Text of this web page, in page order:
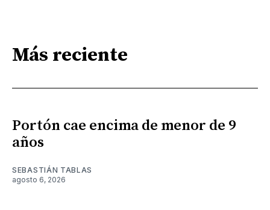
Más reciente
Portón cae encima de menor de 9
años
SEBASTIÁN TABLAS
agosto 6, 2026